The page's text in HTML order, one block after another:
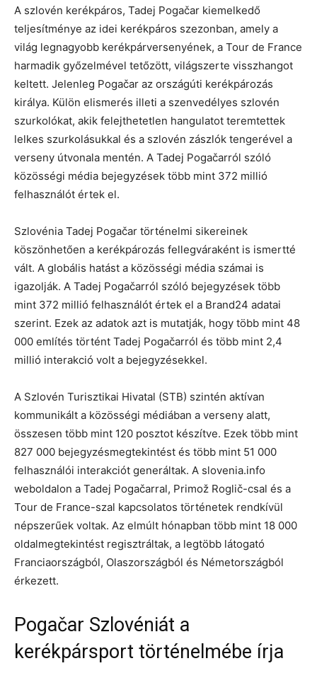
A szlovén kerékpáros, Tadej Pogačar kiemelkedő
teljesítménye az idei kerékpáros szezonban, amely a
világ legnagyobb kerékpárversenyének, a Tour de France
harmadik győzelmével tetőzött, világszerte visszhangot
keltett. Jelenleg Pogačar az országúti kerékpározás
királya. Külön elismerés illeti a szenvedélyes szlovén
szurkolókat, akik felejthetetlen hangulatot teremtettek
lelkes szurkolásukkal és a szlovén zászlók tengerével a
verseny útvonala mentén. A Tadej Pogačarról szóló
közösségi média bejegyzések több mint 372 millió
felhasználót értek el.
Szlovénia Tadej Pogačar történelmi sikereinek
köszönhetően a kerékpározás fellegváraként is ismertté
vált. A globális hatást a közösségi média számai is
igazolják. A Tadej Pogačarról szóló bejegyzések több
mint 372 millió felhasználót értek el a Brand24 adatai
szerint. Ezek az adatok azt is mutatják, hogy több mint 48
000 említés történt Tadej Pogačarról és több mint 2,4
millió interakció volt a bejegyzésekkel.
A Szlovén Turisztikai Hivatal (STB) szintén aktívan
kommunikált a közösségi médiában a verseny alatt,
összesen több mint 120 posztot készítve. Ezek több mint
827 000 bejegyzésmegtekintést és több mint 51 000
felhasználói interakciót generáltak. A slovenia.info
weboldalon a Tadej Pogačarral, Primož Roglič-csal és a
Tour de France-szal kapcsolatos történetek rendkívül
népszerűek voltak. Az elmúlt hónapban több mint 18 000
oldalmegtekintést regisztráltak, a legtöbb látogató
Franciaországból, Olaszországból és Németországból
érkezett.
Pogačar Szlovéniát a
kerékpársport történelmébe írja